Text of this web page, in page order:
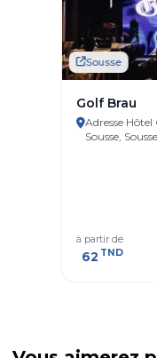
Sousse
Golf Brau
Adresse
Sousse,
à partir de
62 TND